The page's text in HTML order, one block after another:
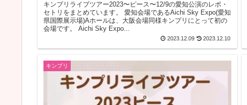
キンプリライブツアー2023〜ピース〜12/9の愛知公演のレポ・
セトリをまとめています。 愛知会場であるAichi Sky Expo(愛知
県国際展示場)Aホールは、大阪会場同様キンプリにとって初の
会場です。 Aichi Sky Expo...
2023.12.09 2023.12.10
キンプリ